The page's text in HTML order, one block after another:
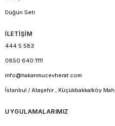
Düğün Seti
İLETİŞİM
444 5 583
0850 640 1111
info@hakanmucevherat.com
İstanbul / Ataşehir , Küçükbakkalköy Mah.
UYGULAMALARIMIZ